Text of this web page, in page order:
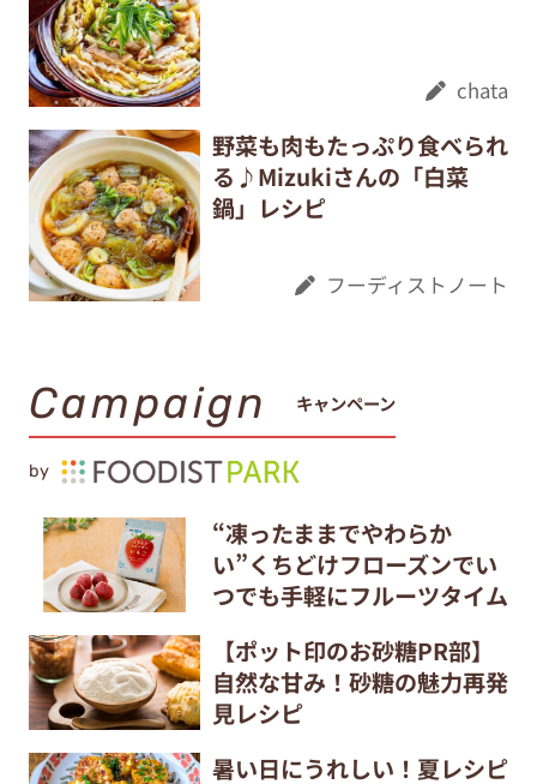
chata
野菜も肉もたっぷり食べられ
る♪Mizukiさんの「白菜
鍋」レシピ
フーディストノート
Campaign キャンペーン
by
“凍ったままでやわらか
い”くちどけフローズンでい
つでも手軽にフルーツタイム
【ポット印のお砂糖PR部】
自然な甘み！砂糖の魅力再発
見レシピ
暑い日にうれしい！夏レシピ